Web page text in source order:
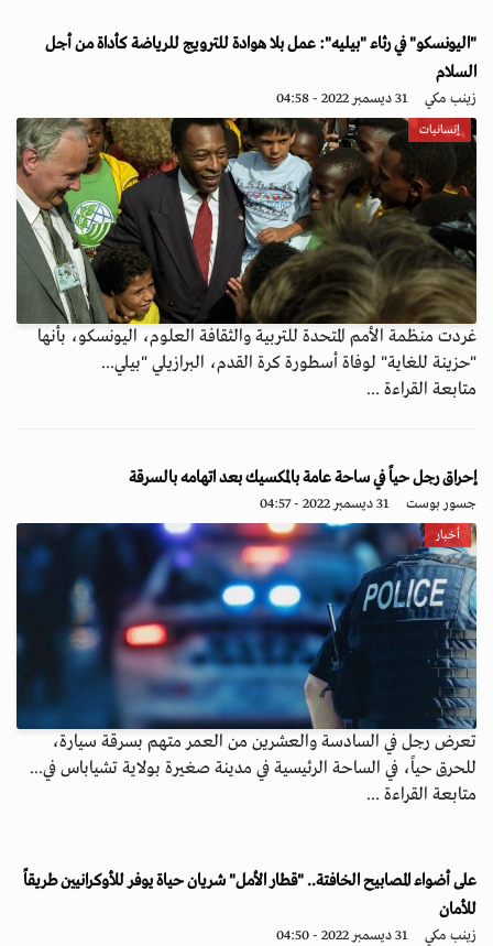
"اليونسكو" في رثاء "بيليه": عمل بلا هوادة للترويج للرياضة كأداة من أجل
السلام
زينب مكي 31 ديسمبر 2022 - 04:58
إنسانيات
غردت منظمة الأمم المتحدة للتربية والثقافة العلوم، اليونسكو، بأنها
"حزينة للغاية" لوفاة أسطورة كرة القدم، البرازيلي "بيلي...
متابعة القراءة ...
إحراق رجل حياً في ساحة عامة بالمكسيك بعد اتهامه بالسرقة
جسور بوست 31 ديسمبر 2022 - 04:57
أخبار
تعرض رجل في السادسة والعشرين من العمر متهم بسرقة سيارة،
للحرق حياً، في الساحة الرئيسية في مدينة صغيرة بولاية تشياباس في...
متابعة القراءة ...
على أضواء المصابيح الخافتة.. "قطار الأمل" شريان حياة يوفر للأوكرانيين طريقاً
للأمان
زينب مكي 31 ديسمبر 2022 - 04:50